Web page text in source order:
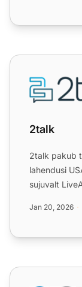
2talk
2talk
2talk pakub
lahendusi
sujuvalt
Jan 20, 2026
3CX